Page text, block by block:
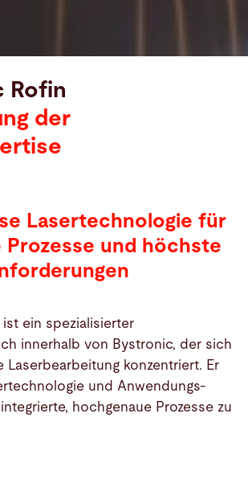
Rofin
der
Lasertechnologie für
und höchste
ist ein spezialisierter
innerhalb von Bystronic, der sich
Laserbearbeitung konzentriert. Er
und Anwendungs-
hochgenaue Prozesse zu